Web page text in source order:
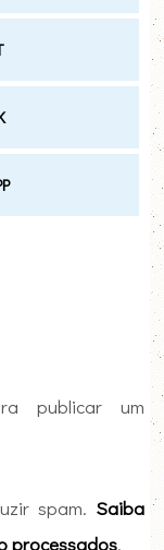
publicar um
spam. Saiba
processados.